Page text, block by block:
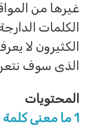
غيرها من
الكلمات
الكثيرون لا
الذى سوف
المحتويات
1 ما معنى كلمة